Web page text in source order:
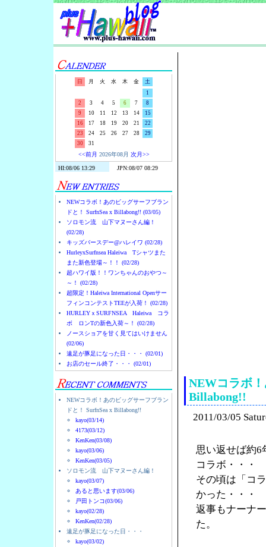
日 月 火 水 木 金
土
1
2
3 4 5 6 7
8
9
10 11 12 13 14
15
16
17 18 19 20 21
22
23
24 25 26 27 28
29
30
31
<<前月 2026年08月 次月>>
NEWコラボ！あのビッグサーフブラン
ドと！ SurfnSea x Billabong!! (03/05)
ソロモン流 山下マヌーさん編！
(02/28)
キッズバースデー@ハレイワ (02/28)
HurleyxSurfnsea Haleiwa Tシャツまた
また新色登場～！！ (02/28)
超ハワイ版！！ワンちゃんのおやつ～
～！ (02/28)
超限定！Haleiwa International Openサー
フィンコンテストTEEが入荷！ (02/28)
HURLEYｘSURFNSEA Haleiwa コラ
ボ ロンTの新色入荷～！ (02/28)
ノースショアを甘く見てはいけません
(02/06)
遠足が豚足になった日・・・ (02/01)
お店のセール終了・・・ (02/01)
NEWコラボ！あのビッグサーフブラン
ドと！ SurfnSea x Billabong!!
kayo(03/14)
4173(03/12)
KenKen(03/08)
kayo(03/06)
KenKen(03/05)
ソロモン流 山下マヌーさん編！
kayo(03/07)
あると思います(03/06)
戸田トンコ(03/06)
kayo(02/28)
KenKen(02/28)
遠足が豚足になった日・・・
kayo(03/02)
NEWコラボ
Billabong!!
2011/03/05
思い返せば約6
コラボ・・・
その頃は「コ
かった・・・
返事もナーナ
た。